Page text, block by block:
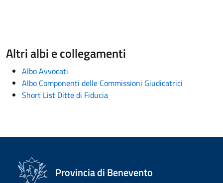
Altri albi e collegamenti
Albo Avvocati
Albo Componenti delle Commissioni Giudicatrici
Short List Ditte di Fiducia
Provincia di Benevento